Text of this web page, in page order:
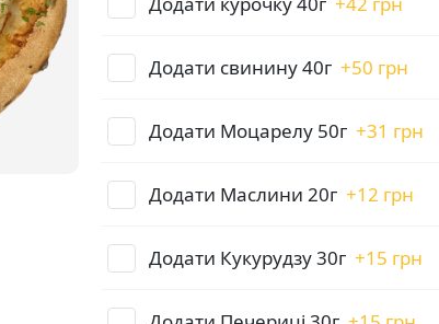
Додати свинину 40г +50 грн
Додати Моцарелу 50г +31 грн
Додати Маслини 20г +12 грн
Додати Кукурудзу 30г +15 грн